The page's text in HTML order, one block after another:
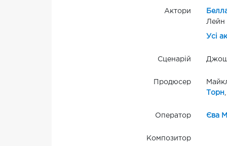
Актори
Лейн
Усі
Сценарій
Продюсер
Торн
Оператор Єва
Композитор